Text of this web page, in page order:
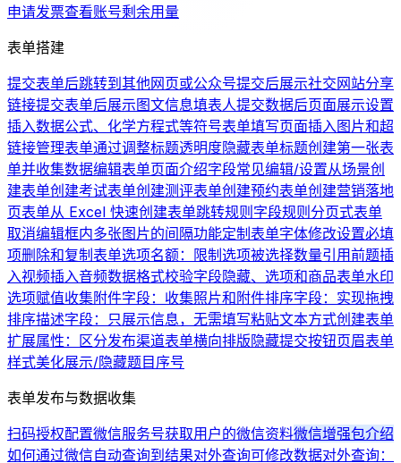
申请发票查看账号剩余用量
表单搭建
提交表单后跳转到其他网页或公众号提交后展示社交网站分享
链接提交表单后展示图文信息填表人提交数据后页面展示设置
插入数据公式、化学方程式等符号表单填写页面插入图片和超
链接管理表单通过调整标题透明度隐藏表单标题创建第一张表
单并收集数据编辑表单页面介绍字段常见编辑/设置从场景创
建表单创建考试表单创建测评表单创建预约表单创建营销落地
页表单从 Excel 快速创建表单跳转规则字段规则分页式表单
取消编辑框内多张图片的间隔功能定制表单字体修改设置必填
项删除和复制表单选项名额：限制选项被选择数量引用前题插
入视频插入音频数据格式校验字段隐藏、选项和商品表单水印
选项赋值收集附件字段：收集照片和附件排序字段：实现拖拽
排序描述字段：只展示信息，无需填写粘贴文本方式创建表单
扩展属性：区分发布渠道表单横向排版隐藏提交按钮页眉表单
样式美化展示/隐藏题目序号
表单发布与数据收集
扫码授权配置微信服务号获取用户的微信资料微信增强包介绍
如何通过微信自动查询到结果对外查询可修改数据对外查询：